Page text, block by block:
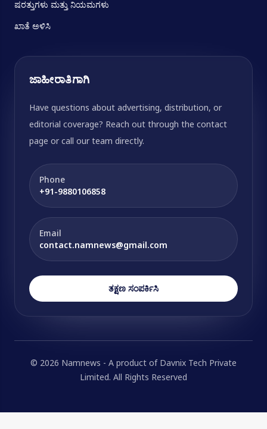
ಷರತ್ತುಗಳು ಮತ್ತು ನಿಯಮಗಳು
ಖಾತೆ ಅಳಿಸಿ
ಜಾಹೀರಾತಿಗಾಗಿ
Have questions about advertising, distribution, or
editorial coverage? Reach out through the contact
page or call our team directly.
Phone
+91-9880106858
Email
contact.namnews@gmail.com
ತಕ್ಷಣ ಸಂಪರ್ಕಿಸಿ
© 2026 Namnews - A product of Davnix Tech Private
Limited. All Rights Reserved